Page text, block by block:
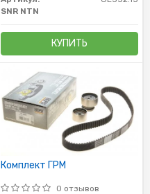
SNR NTN
КУПИТЬ
Комплект ГРМ
0 отзывов